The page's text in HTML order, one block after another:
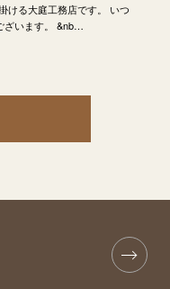
ける大庭工務店です。 いつ
ざいます。 &nb…